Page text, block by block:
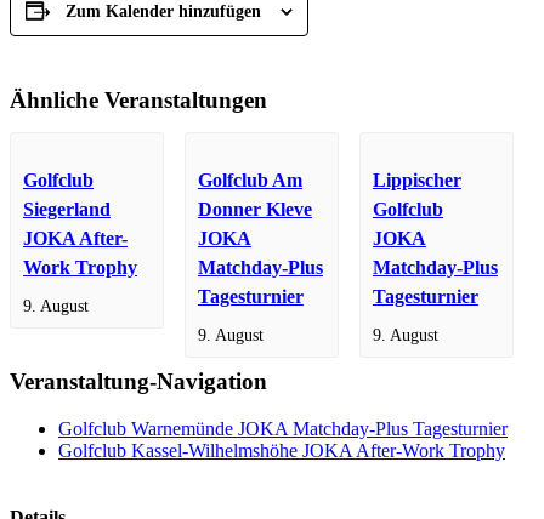
Zum Kalender hinzufügen
Ähnliche Veranstaltungen
Golfclub
Siegerland
JOKA After-
Work Trophy
9. August
Golfclub Am
Donner Kleve
JOKA
Matchday-Plus
Tagesturnier
9. August
Lippischer
Golfclub
JOKA
Matchday-Plus
Tagesturnier
9. August
Veranstaltung-Navigation
Golfclub Warnemünde JOKA Matchday-Plus Tagesturnier
Golfclub Kassel-Wilhelmshöhe JOKA After-Work Trophy